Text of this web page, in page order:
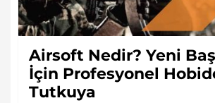
Airsoft Nedir? Yeni
İçin Profesyonel
Tutkuya